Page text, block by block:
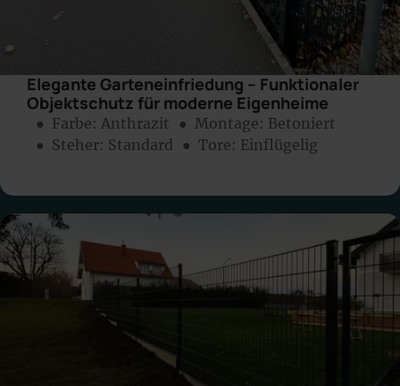
Elegante Garteneinfriedung – Funktionaler
Objektschutz für moderne Eigenheime
● Farbe: Anthrazit ● Montage: Betoniert
● Steher: Standard
● Tore: Einflügelig